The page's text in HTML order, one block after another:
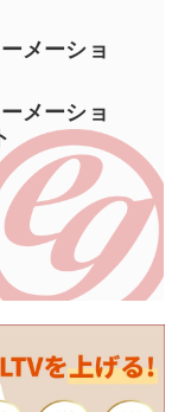
メーショ
メーショ